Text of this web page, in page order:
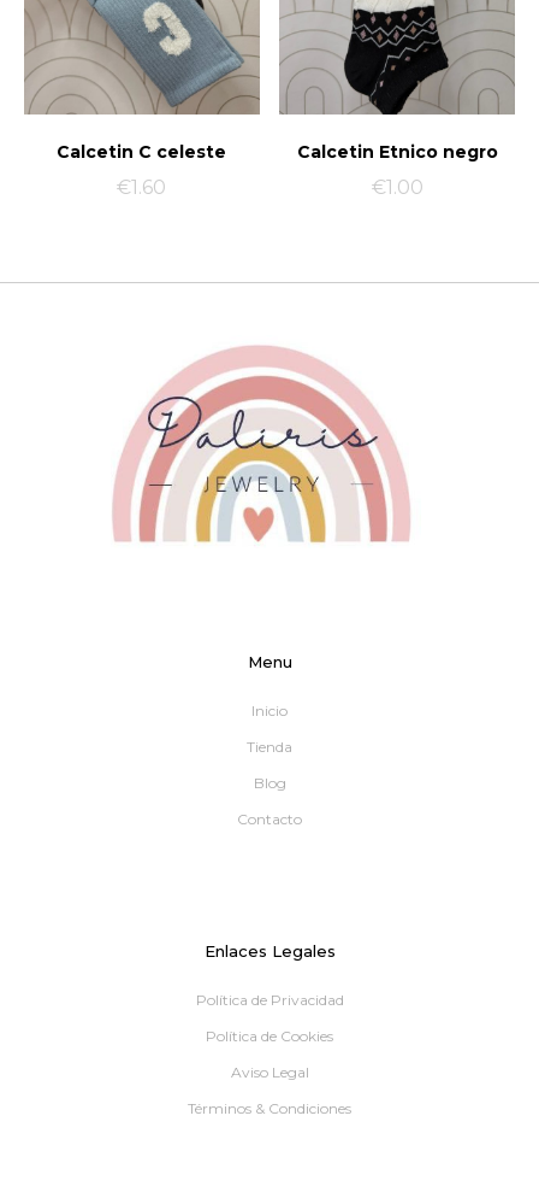
Calcetin C celeste
€1.60
Calcetin Etnico negro
€1.00
Menu
Inicio
Tienda
Blog
Contacto
Enlaces Legales
Política de Privacidad
Política de Cookies
Aviso Legal
Términos & Condiciones